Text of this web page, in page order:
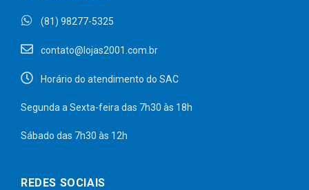
(81) 98277-5325
contato@lojas2001.com.br
Horário do atendimento do SAC
Segunda a Sexta-feira das 7h30 às 18h
Sábado das 7h30 às 12h
REDES SOCIAIS